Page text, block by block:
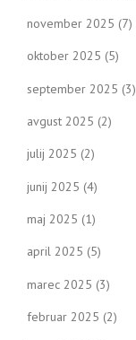
november 2025 (7)
oktober 2025 (5)
september 2025 (3)
avgust 2025 (2)
julij 2025 (2)
junij 2025 (4)
maj 2025 (1)
april 2025 (5)
marec 2025 (3)
februar 2025 (2)